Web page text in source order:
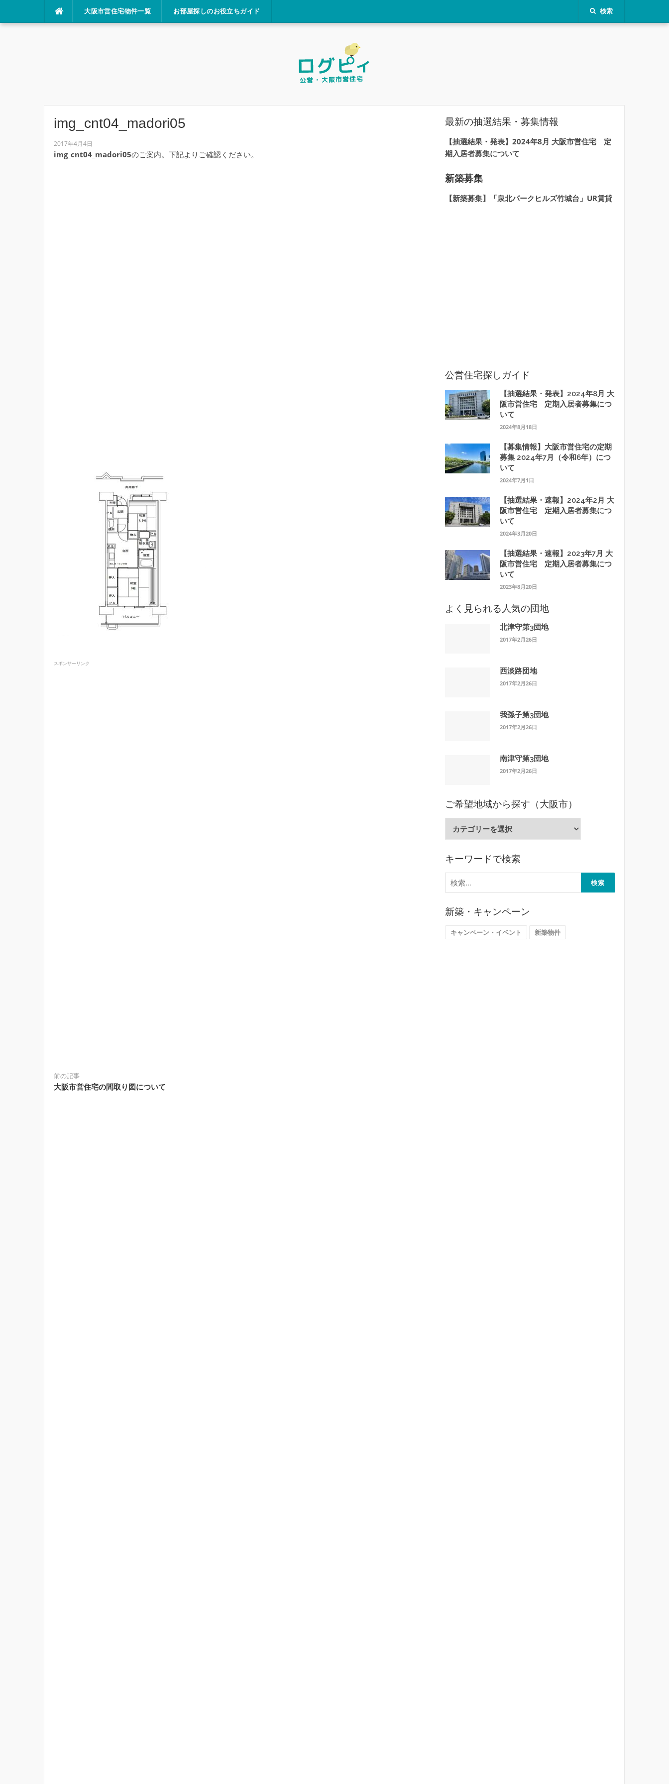
大阪市営住宅物件一覧 お部屋探しのお役立ちガイド 検索
img_cnt04_madori05
2017年4月4日
img_cnt04_madori05のご案内。下記よりご確認ください。
スポンサーリンク
前の記事
大阪市営住宅の間取り図について
最新の抽選結果・募集情報
【抽選結果・発表】2024年8月 大阪市営住宅 定
期入居者募集について
新築募集
【新築募集】「泉北パークヒルズ竹城台」UR賃貸
公営住宅探しガイド
【抽選結果・発表】2024年8月 大
阪市営住宅 定期入居者募集につ
いて
2024年8月18日
【募集情報】大阪市営住宅の定期
募集 2024年7月（令和6年）につ
いて
2024年7月1日
【抽選結果・速報】2024年2月 大
阪市営住宅 定期入居者募集につ
いて
2024年3月20日
【抽選結果・速報】2023年7月 大
阪市営住宅 定期入居者募集につ
いて
2023年8月20日
よく見られる人気の団地
北津守第3団地
2017年2月26日
西淡路団地
2017年2月26日
我孫子第3団地
2017年2月26日
南津守第3団地
2017年2月26日
ご希望地域から探す（大阪市）
地
域
か
ら
探
す
（大
キーワードで検索
検
索:
新築・キャンペーン
キャンペーン・イベント 新築物件